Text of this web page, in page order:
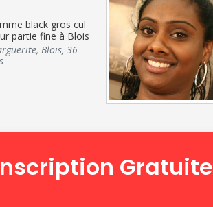
black gros cul
partie fine à Blois
, Blois, 36
Gratuite